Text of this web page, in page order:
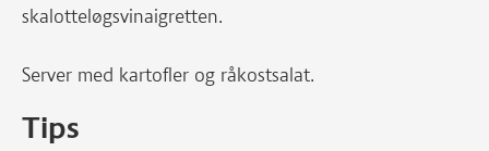
skalotteløgsvinaigretten.
Server med kartofler og råkostsalat.
Tips